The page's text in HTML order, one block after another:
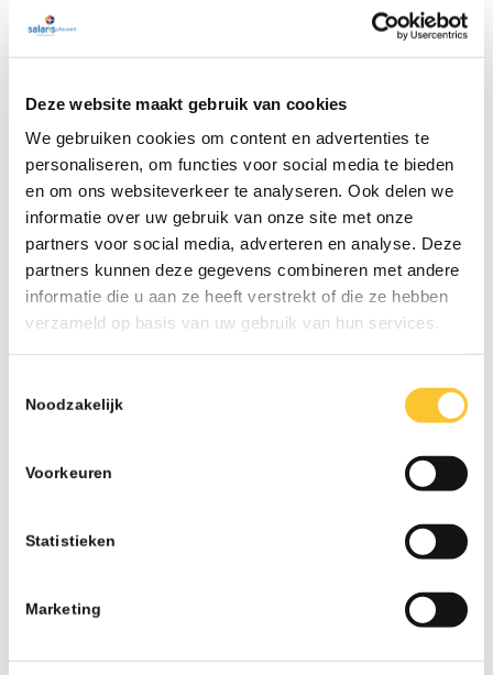
Deze website maakt gebruik van cookies
We gebruiken cookies om content en advertenties te
personaliseren, om functies voor social media te bieden
en om ons websiteverkeer te analyseren. Ook delen we
informatie over uw gebruik van onze site met onze
partners voor social media, adverteren en analyse. Deze
partners kunnen deze gegevens combineren met andere
informatie die u aan ze heeft verstrekt of die ze hebben
verzameld op basis van uw gebruik van hun services.
Noodzakelijk
Voorkeuren
Statistieken
Marketing
LAATSTE NIEUWS
Nieuwsbrief week 31 Werkkostenregeling bij
herstructurering
07-26 - 13:02
Nieuwsbrief week 30 Subsidieregeling
Nieuwsbrief week 27 Informatieplicht
06-26 - 07:42
Nieuwsbrief week 24 Subsidie Praktijkleren &
Wijziging onbelaste reiskostenvergoeding